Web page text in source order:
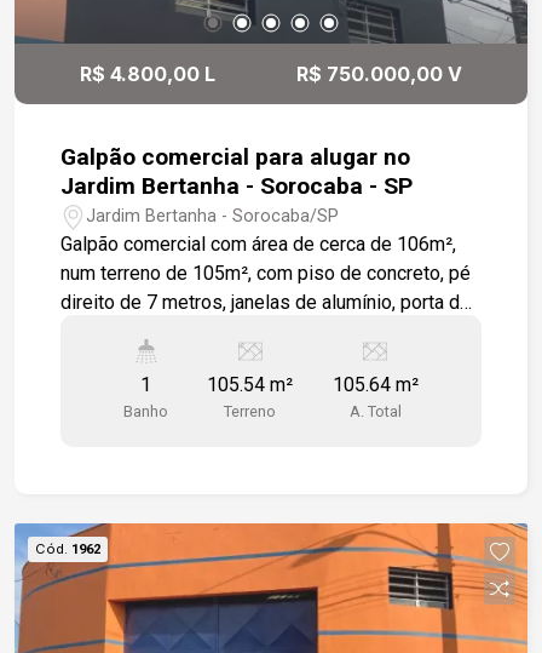
R$ 4.800,00 L R$ 750.000,00 V
Galpão comercial para alugar no
Jardim Bertanha - Sorocaba - SP
Jardim Bertanha - Sorocaba/SP
Galpão comercial com área de cerca de 106m²,
num terreno de 105m², com piso de concreto, pé
direito de 7 metros, janelas de alumínio, porta de
ainda com um tanque de louça e um banheiro. Em
localização privilegiada, à cerca de 500 metros
do CEAGESP e fácil acesso à rodovia Raposo
1
Banho
105.54 m²
Terreno
105.64 m²
A. Total
Cód. 1962